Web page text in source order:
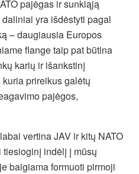
pajėgas ir sunkiąją
yra išdėstyti pagal
– daugiausia Europos
flange taip pat būtina
karių ir išankstinį
prireikus galėtų
pajėgos,
vertina JAV ir kitų NATO
indėlį į mūsų
baigiama formuoti pirmoji